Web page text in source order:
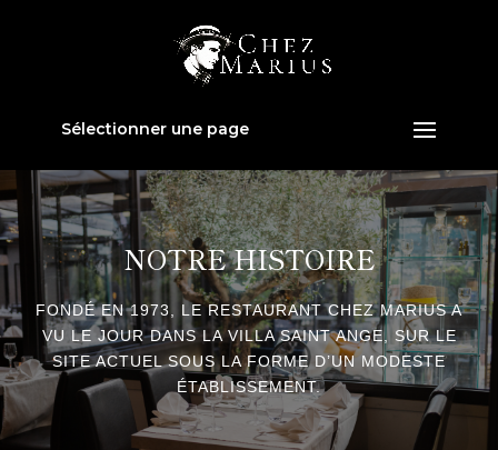
Sélectionner une page
NOTRE HISTOIRE
FONDÉ EN 1973, LE RESTAURANT CHEZ MARIUS A
VU LE JOUR DANS LA VILLA SAINT ANGE, SUR LE
SITE ACTUEL SOUS LA FORME D’UN MODESTE
ÉTABLISSEMENT.